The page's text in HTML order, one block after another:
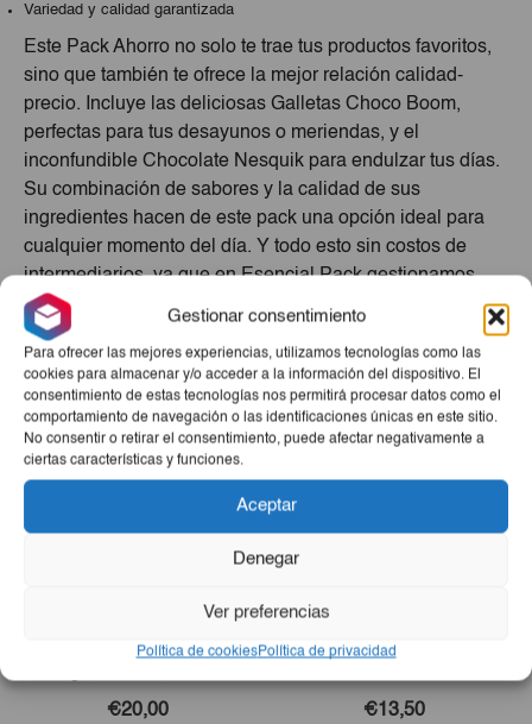
Gestionar consentimiento
Para ofrecer las mejores experiencias, utilizamos tecnologías como las
cookies para almacenar y/o acceder a la información del dispositivo. El
consentimiento de estas tecnologías nos permitirá procesar datos como el
comportamiento de navegación o las identificaciones únicas en este sitio.
No consentir o retirar el consentimiento, puede afectar negativamente a
ciertas características y funciones.
Aceptar
Denegar
Ver preferencias
Política de cookiesPolítica de privacidad
Variedad y calidad garantizada
Este Pack Ahorro no solo te trae tus productos favoritos,
sino que también te ofrece la mejor relación calidad-
precio. Incluye las deliciosas Galletas Choco Boom,
perfectas para tus desayunos o meriendas, y el
inconfundible Chocolate Nesquik para endulzar tus días.
Su combinación de sabores y la calidad de sus
ingredientes hacen de este pack una opción ideal para
cualquier momento del día. Y todo esto sin costos de
intermediarios, ya que en Esencial Pack gestionamos
directamente la venta de los productos.
Productos Relacionados
Pescado De Mar (Jurel,
Bonito) 10lb
€20,00
Pescado De Mar Pargo 5lb
€13,50